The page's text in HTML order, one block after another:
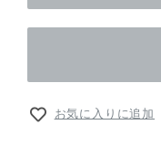
お気に入りに追加